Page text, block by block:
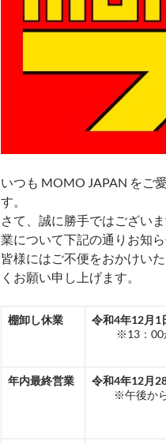
いつも MOMO JAPAN をご
す。
さて、誠に勝手ではござい
業について下記の通りお知ら
皆様にはご不便をおかけい
くお願い申し上げます。
棚卸し休業 令和4年12月1
※13：00
年内最終営業 令和4年12月
※午後から